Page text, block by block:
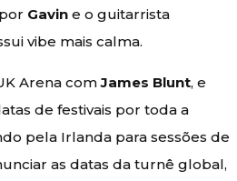
Gavin e o guitarrista
vibe mais calma.
Arena comJames Blunt, e
de festivais por toda a
pela Irlanda para sessões de
as datas da turnê global,